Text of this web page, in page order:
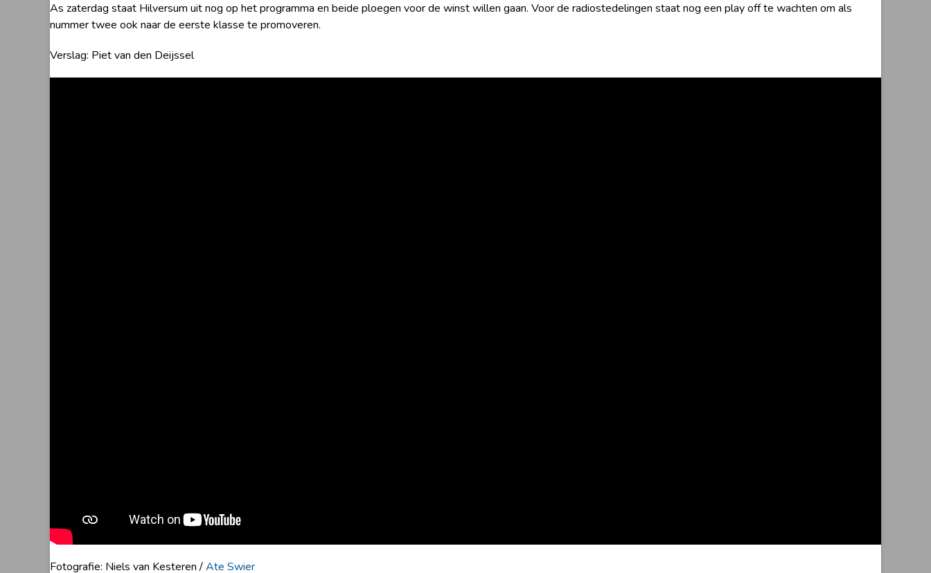
As zaterdag staat Hilversum uit nog op het programma en beide ploegen voor de winst willen gaan. Voor de radiostedelingen staat nog een play off te wachten om als
nummer twee ook naar de eerste klasse te promoveren.
Verslag: Piet van den Deijssel
Fotografie: Niels van Kesteren /Ate Swier